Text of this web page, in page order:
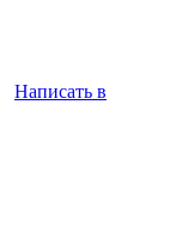
Написать в